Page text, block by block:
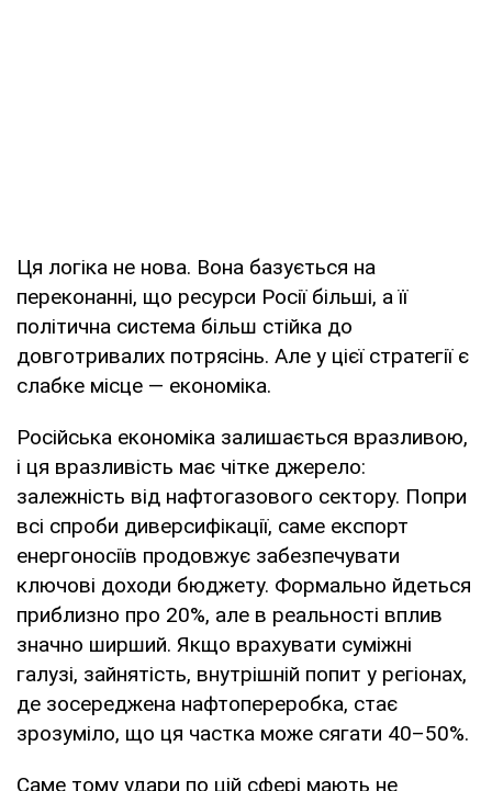
Ця логіка не нова. Вона базується на
переконанні, що ресурси Росії більші, а її
політична система більш стійка до
довготривалих потрясінь. Але у цієї стратегії є
слабке місце — економіка.
Російська економіка залишається вразливою,
і ця вразливість має чітке джерело:
залежність від нафтогазового сектору. Попри
всі спроби диверсифікації, саме експорт
енергоносіїв продовжує забезпечувати
ключові доходи бюджету. Формально йдеться
приблизно про 20%, але в реальності вплив
значно ширший. Якщо врахувати суміжні
галузі, зайнятість, внутрішній попит у регіонах,
де зосереджена нафтопереробка, стає
зрозуміло, що ця частка може сягати 40–50%.
Саме тому удари по цій сфері мають не